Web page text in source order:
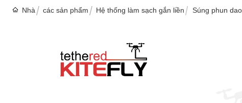
Nhà các sản phẩm Hệ thống làm sạch gắn liền Súng phun